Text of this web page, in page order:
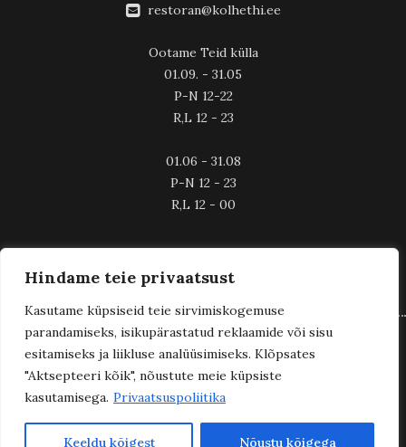
Hindame teie privaatsust
Kasutame küpsiseid teie sirvimiskogemuse
parandamiseks, isikupärastatud reklaamide või sisu
esitamiseks ja liikluse analüüsimiseks. Klõpsates
"Aktsepteeri kõik", nõustute meie küpsiste
kasutamisega. Privaatsuspoliitika
Keeldu kõigest Nõustu kõigega
restoran@kolhethi.ee
Ootame Teid külla
01.09. - 31.05
P-N 12-22
R,L 12 - 23
01.06 - 31.08
P-N 12 - 23
R,L 12 - 00
© 2024 Kolhethi. DisainisKarjääriklubi
Rohkem infot Facebookis: